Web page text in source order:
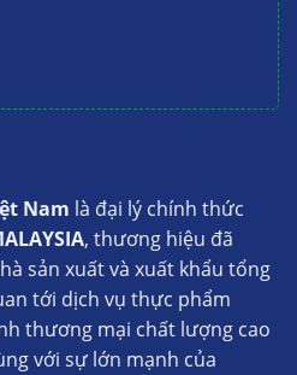
Nam là đại lý chính thức
, thương hiệu đã
sản xuất và xuất khẩu tổng
tới dịch vụ thực phẩm
thương mại chất lượng cao
với sự lớn mạnh của